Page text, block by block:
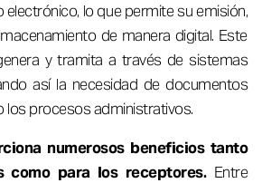
lo que permite su emisión,
de manera digital. Este
y tramita a través de sistemas
así la necesidad de documentos
los procesos administrativos.
numerosos beneficios tanto
como para los receptores.Entre